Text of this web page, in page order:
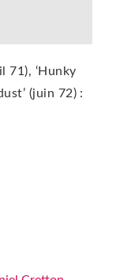
71), ‘Hunky
(juin 72) :